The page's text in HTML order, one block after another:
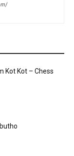
Kot Kot – Chess